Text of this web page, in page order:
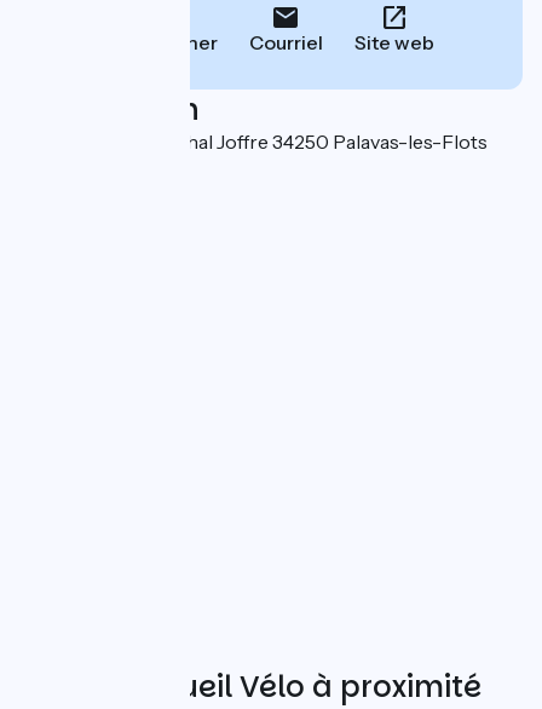
Téléphoner Courriel Site web
Localisation
6 Boulevard Maréchal Joffre 34250 Palavas-les-Flots
Autres Accueil Vélo à proximité